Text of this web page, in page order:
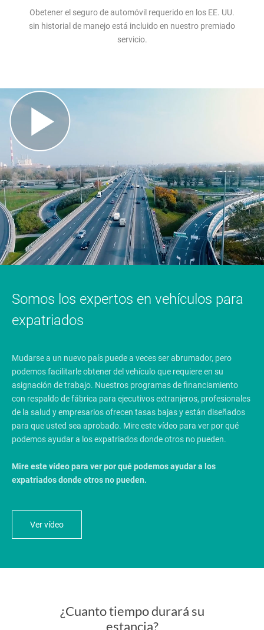
Obetener el seguro de automóvil requerido en los EE. UU.
sin historial de manejo está incluido en nuestro premiado
servicio.
Somos los expertos en vehículos para
expatriados
Mudarse a un nuevo país puede a veces ser abrumador, pero
podemos facilitarle obtener del vehículo que requiere en su
asignación de trabajo. Nuestros programas de financiamiento
con respaldo de fábrica para ejecutivos extranjeros, profesionales
de la salud y empresarios ofrecen tasas bajas y están diseñados
para que usted sea aprobado. Mire este vídeo para ver por qué
podemos ayudar a los expatriados donde otros no pueden.
Mire este vídeo para ver por qué podemos ayudar a los
expatriados donde otros no pueden.
Ver vídeo
¿Cuanto tiempo durará su
estancia?